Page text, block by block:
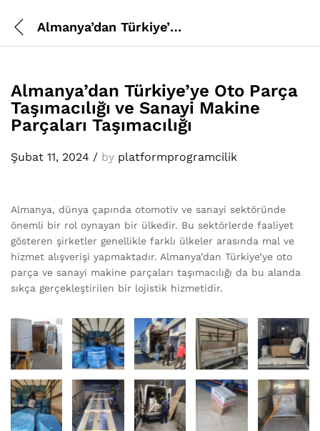
Almanya’dan Türkiye’ye Oto Parça Taşımacılığı ve Sanayi Makine Parçaları Taşımacılığı
Almanya’dan Türkiye’ye Oto Parça
Taşımacılığı ve Sanayi Makine
Parçaları Taşımacılığı
Şubat 11, 2024 / by platformprogramcilik
Almanya, dünya çapında otomotiv ve sanayi sektöründe
önemli bir rol oynayan bir ülkedir. Bu sektörlerde faaliyet
gösteren şirketler genellikle farklı ülkeler arasında mal ve
hizmet alışverişi yapmaktadır. Almanya’dan Türkiye’ye oto
parça ve sanayi makine parçaları taşımacılığı da bu alanda
sıkça gerçekleştirilen bir lojistik hizmetidir.